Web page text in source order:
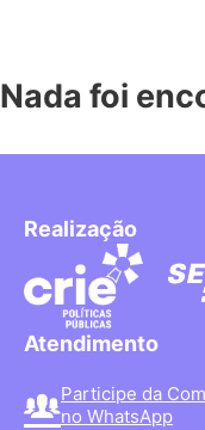
Nada foi
Realização
Atendimento
Participe da
no WhatsApp